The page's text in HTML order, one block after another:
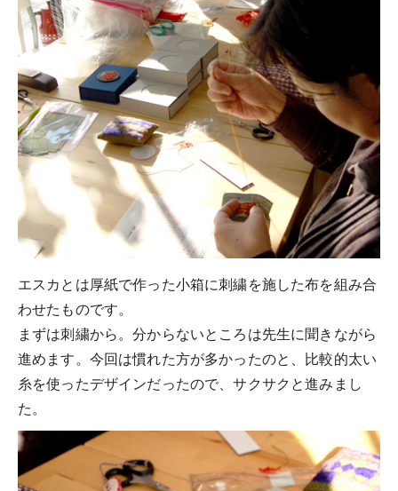
エスカとは厚紙で作った小箱に刺繍を施した布を組み合
わせたものです。
まずは刺繍から。分からないところは先生に聞きながら
進めます。今回は慣れた方が多かったのと、比較的太い
糸を使ったデザインだったので、サクサクと進みまし
た。